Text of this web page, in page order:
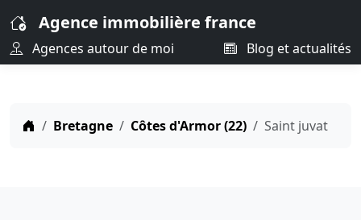
Agence immobilière france
Agences autour de moi Blog et actualités
Bretagne Côtes d'Armor (22) Saint juvat